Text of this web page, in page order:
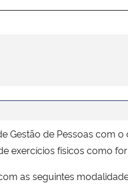
Gestão de Pessoas com
exercícios físicos como
as seguintes